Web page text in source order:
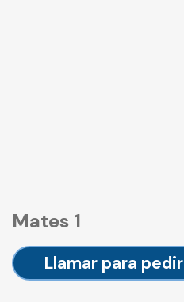
Mates 1
Llamar para pedir